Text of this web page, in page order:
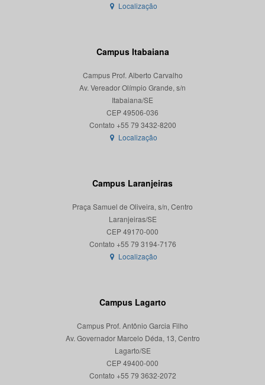
Localização
Campus Itabaiana
Campus Prof. Alberto Carvalho
Av. Vereador Olímpio Grande, s/n
Itabaiana/SE
CEP 49506-036
Localização
Campus Laranjeiras
Praça Samuel de Oliveira, s/n, Centro
Laranjeiras/SE
CEP 49170-000
Localização
Campus Lagarto
Campus Prof. Antônio Garcia Filho
Av. Governador Marcelo Déda, 13, Centro
Lagarto/SE
CEP 49400-000